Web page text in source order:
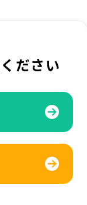
ださい